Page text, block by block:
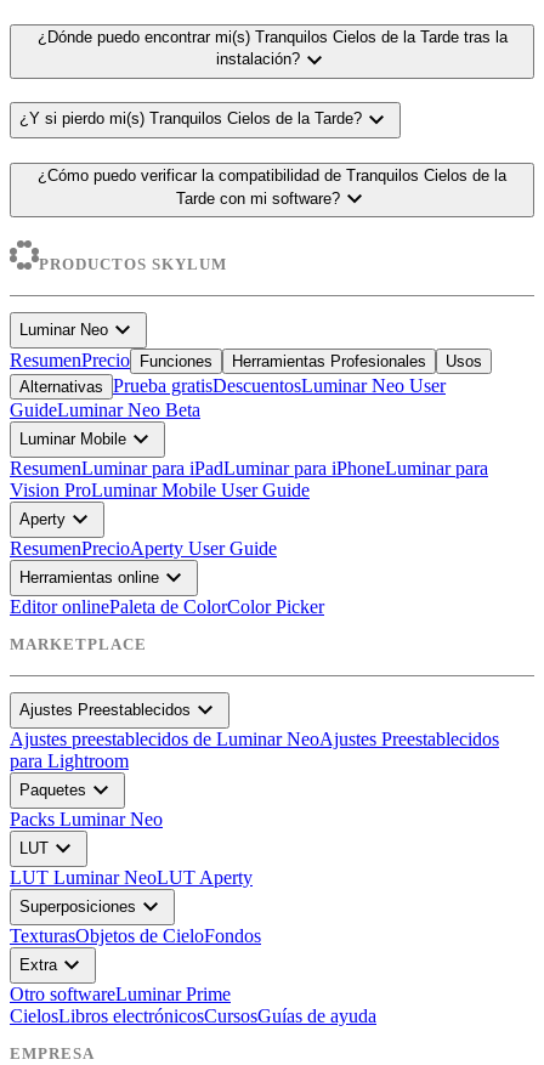
¿Dónde puedo encontrar mi(s) Tranquilos Cielos de la Tarde tras la
instalación?expand_more
¿Y si pierdo mi(s) Tranquilos Cielos de la Tarde? expand_more
¿Cómo puedo verificar la compatibilidad de Tranquilos Cielos de la
Tarde con mi software?expand_more
PRODUCTOS SKYLUM
Luminar Neo expand_more
ResumenPrecio Funciones Herramientas Profesionales
Usos
Alternativas Prueba gratisDescuentosLuminar Neo User
GuideLuminar Neo Beta
Luminar Mobile expand_more
ResumenLuminar para iPadLuminar para iPhoneLuminar para
Vision ProLuminar Mobile User Guide
Aperty expand_more
ResumenPrecioAperty User Guide
Herramientas online expand_more
Editor onlinePaleta de ColorColor Picker
MARKETPLACE
Ajustes Preestablecidos expand_more
Ajustes preestablecidos de Luminar NeoAjustes Preestablecidos
para Lightroom
Paquetes expand_more
Packs Luminar Neo
LUT expand_more
LUT Luminar NeoLUT Aperty
Superposiciones expand_more
TexturasObjetos de CieloFondos
Extraexpand_more
Otro softwareLuminar Prime
CielosLibros electrónicosCursosGuías de ayuda
EMPRESA